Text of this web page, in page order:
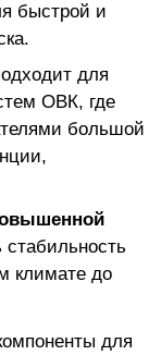
быстрой и
для
ОВК, где
большой
стабильность
климате до
для